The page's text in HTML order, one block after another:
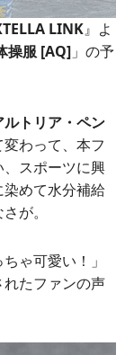
LINK』よ
操服 [AQ] 」の予
ルトリア・ペン
わって、本フ
、スポーツに興
めて水分補給
が。
ゃ可愛い！」
たファンの声